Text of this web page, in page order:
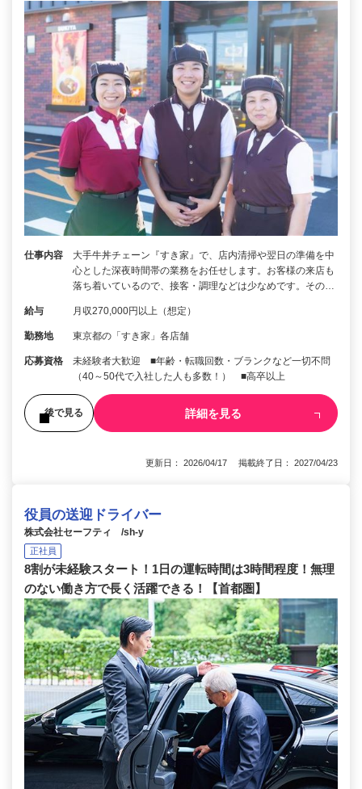
仕事内容
大手牛丼チェーン『すき家』で、店内清掃や翌日の準備を中
心とした深夜時間帯の業務をお任せします。お客様の来店も
落ち着いているので、接客・調理などは少なめです。その…
給与 月収270,000円以上（想定）
勤務地 東京都の「すき家」各店舗
応募資格
未経験者大歓迎 ■年齢・転職回数・ブランクなど一切不問
（40～50代で入社した人も多数！） ■高卒以上
後で見る 詳細を見る
更新日： 2026/04/17 掲載終了日： 2027/04/23
役員の送迎ドライバー
株式会社セーフティ /sh-y
正社員
8割が未経験スタート！1日の運転時間は3時間程度！無理
のない働き方で長く活躍できる！【首都圏】